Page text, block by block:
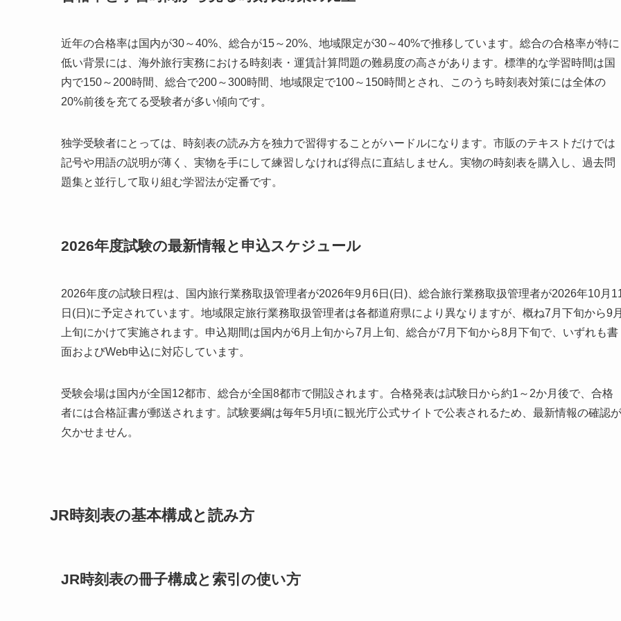
近年の合格率は国内が30～40%、総合が15～20%、地域限定が30～40%で推移しています。総合の合格率が特に
低い背景には、海外旅行実務における時刻表・運賃計算問題の難易度の高さがあります。標準的な学習時間は国
内で150～200時間、総合で200～300時間、地域限定で100～150時間とされ、このうち時刻表対策には全体の
20%前後を充てる受験者が多い傾向です。
独学受験者にとっては、時刻表の読み方を独力で習得することがハードルになります。市販のテキストだけでは
記号や用語の説明が薄く、実物を手にして練習しなければ得点に直結しません。実物の時刻表を購入し、過去問
題集と並行して取り組む学習法が定番です。
2026年度試験の最新情報と申込スケジュール
2026年度の試験日程は、国内旅行業務取扱管理者が2026年9月6日(日)、総合旅行業務取扱管理者が2026年10月
日(日)に予定されています。地域限定旅行業務取扱管理者は各都道府県により異なりますが、概ね7月下旬から9
上旬にかけて実施されます。申込期間は国内が6月上旬から7月上旬、総合が7月下旬から8月下旬で、いずれも書
面およびWeb申込に対応しています。
受験会場は国内が全国12都市、総合が全国8都市で開設されます。合格発表は試験日から約1～2か月後で、合格
者には合格証書が郵送されます。試験要綱は毎年5月頃に観光庁公式サイトで公表されるため、最新情報の確認が
欠かせません。
JR時刻表の基本構成と読み方
JR時刻表の冊子構成と索引の使い方